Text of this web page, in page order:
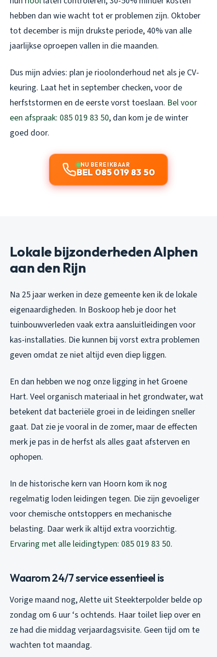
hebben dan wie wacht tot er problemen zijn. Oktober
tot december is mijn drukste periode, 40% van alle
jaarlijkse oproepen vallen in die maanden.
Dus mijn advies: plan je rioolonderhoud net als je CV-
keuring. Laat het in september checken, voor de
herfststormen en de eerste vorst toeslaan. Bel voor
een afspraak: 085 019 83 50, dan kom je de winter
goed door.
NU BEREIKBAAR
BEL 085 019 83 50
Lokale bijzonderheden Alphen
aan den Rijn
Na 25 jaar werken in deze gemeente ken ik de lokale
eigenaardigheden. In Boskoop heb je door het
tuinbouwverleden vaak extra aansluitleidingen voor
kas-installaties. Die kunnen bij vorst extra problemen
geven omdat ze niet altijd even diep liggen.
En dan hebben we nog onze ligging in het Groene
Hart. Veel organisch materiaal in het grondwater, wat
betekent dat bacteriële groei in de leidingen sneller
gaat. Dat zie je vooral in de zomer, maar de effecten
merk je pas in de herfst als alles gaat afsterven en
ophopen.
In de historische kern van Hoorn kom ik nog
regelmatig loden leidingen tegen. Die zijn gevoeliger
voor chemische ontstoppers en mechanische
belasting. Daar werk ik altijd extra voorzichtig.
Ervaring met alle leidingtypen: 085 019 83 50.
Waarom 24/7 service essentieel is
Vorige maand nog, Alette uit Steekterpolder belde op
zondag om 6 uur ‘s ochtends. Haar toilet liep over en
ze had die middag verjaardagsvisite. Geen tijd om te
wachten tot maandag.